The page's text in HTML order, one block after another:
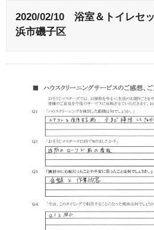
2020/02/10 浴室＆トイレセ
浜市磯子区